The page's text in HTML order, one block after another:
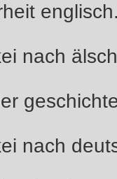
nach
nach